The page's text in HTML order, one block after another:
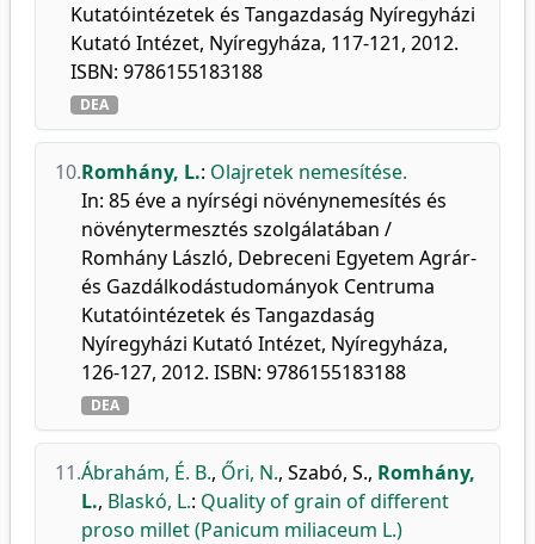
Kutatóintézetek és Tangazdaság Nyíregyházi
Kutató Intézet, Nyíregyháza, 117-121, 2012.
ISBN: 9786155183188
DEA
10.Romhány, L.: Olajretek nemesítése.
In: 85 éve a nyírségi növénynemesítés és
növénytermesztés szolgálatában /
Romhány László, Debreceni Egyetem Agrár-
és Gazdálkodástudományok Centruma
Kutatóintézetek és Tangazdaság
Nyíregyházi Kutató Intézet, Nyíregyháza,
126-127, 2012. ISBN: 9786155183188
DEA
11.Ábrahám, É. B., Őri, N., Szabó, S., Romhány,
L., Blaskó, L.: Quality of grain of different
proso millet (Panicum miliaceum L.)